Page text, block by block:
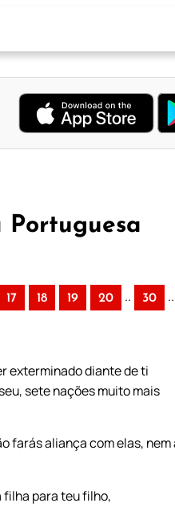
17 18 19 20 .. 30 ..
exterminado diante de ti
sete nações muito mais
farás aliança com elas, nem
filha para teu filho,